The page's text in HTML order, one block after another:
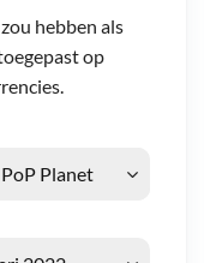
hebben als
op